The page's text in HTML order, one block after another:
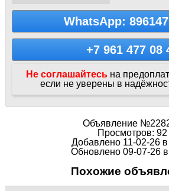
WhatsApp:
+7 961 477 08
Не соглашайтесь на
если не уверены в
Объявление
Просмотров: 92
Добавлено 11-02-26 в
Обновлено 09-07-26
Похожие